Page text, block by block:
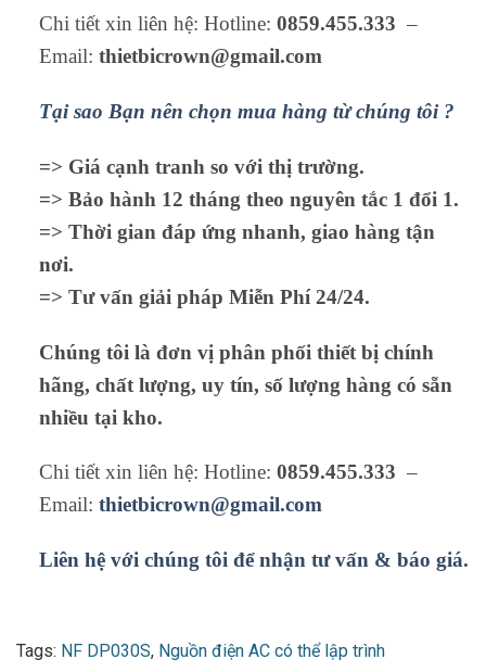
Chi tiết xin liên hệ: Hotline: 0859.455.333 –
Email: thietbicrown@gmail.com
Tại sao Bạn nên chọn mua hàng từ chúng tôi ?
=> Giá cạnh tranh so với thị trường.
=> Bảo hành 12 tháng theo nguyên tắc 1 đổi 1.
=> Thời gian đáp ứng nhanh, giao hàng tận
nơi.
=> Tư vấn giải pháp Miễn Phí 24/24.
Chúng tôi là đơn vị phân phối thiết bị chính
hãng, chất lượng, uy tín, số lượng hàng có sẵn
nhiều tại kho.
Chi tiết xin liên hệ: Hotline: 0859.455.333 –
Email: thietbicrown@gmail.com
Liên hệ với chúng tôi để nhận tư vấn & báo giá.
Tags: NF DP030S, Nguồn điện AC có thể lập trình